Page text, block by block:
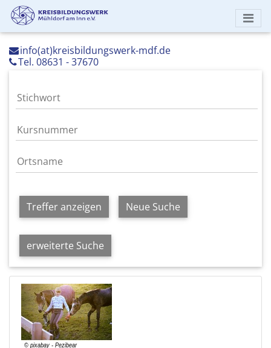
info(at)kreisbildungswerk-mdf.de
Tel. 08631 - 37670
Treffer anzeigen Neue Suche
erweiterte Suche